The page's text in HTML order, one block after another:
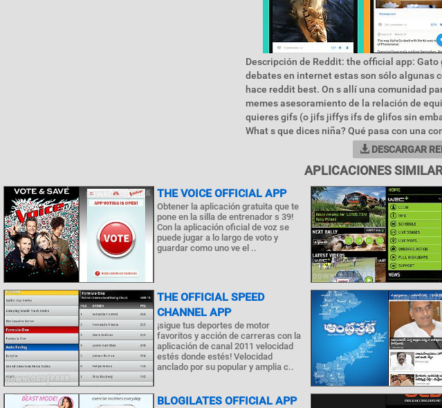
Descripción de Reddit: the official app:
debates en internet estas son sólo algunas
hace reddit best. On s allí una comunidad
memes asesoramiento de la relación de
quieres gifs (o jifs jiffys ifs de glifos sin
What s que dices niña? Qué pasa con una
DESCARGAR
APLICACIONES
THE VOICE OFFICIAL APP
Obtener la aplicación gratuita que te
pone en la silla de entrenador s 39!
Con la aplicación oficial de voz se
puede jugar a lo largo de voto y
guardar como uno ve el ..
THE OFFICIAL SPEED
CHANNEL APP
¡sigue tus deportes de motor
favoritos y acción de carreras con la
aplicación de canal 2011 velocidad
estés donde estés! Velocidad
anclado por su popular y amplia c..
BLOGILATES OFFICIAL APP